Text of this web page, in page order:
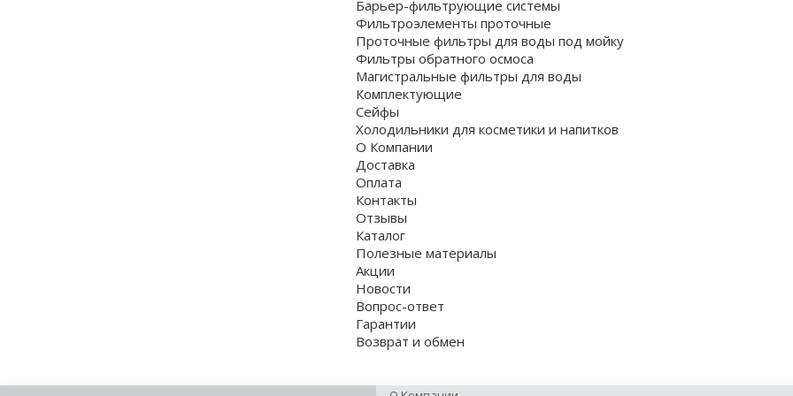
Барьер-фильтрующие системы
Фильтроэлементы проточные
Проточные фильтры для воды под мойку
Фильтры обратного осмоса
Магистральные фильтры для воды
Комплектующие
Сейфы
Холодильники для косметики и напитков
О Компании
Доставка
Оплата
Контакты
Отзывы
Каталог
Полезные материалы
Акции
Новости
Вопрос-ответ
Гарантии
Возврат и обмен